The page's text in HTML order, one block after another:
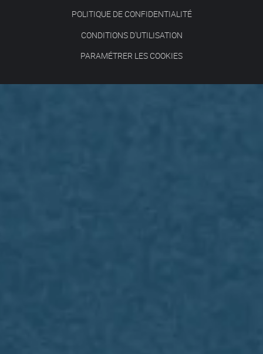
POLITIQUE DE CONFIDENTIALITÉ
CONDITIONS D'UTILISATION
PARAMÉTRER LES COOKIES